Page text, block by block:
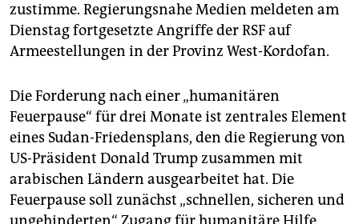
zustimme. Regierungsnahe Medien meldeten am
Dienstag fortgesetzte Angriffe der RSF auf
Armeestellungen in der Provinz West-Kordofan.
Die Forderung nach einer „humanitären
Feuerpause“ für drei Monate ist zentrales Element
eines Sudan-Friedensplans, den die Regierung von
US-Präsident Donald Trump zusammen mit
arabischen Ländern ausgearbeitet hat. Die
Feuerpause soll zunächst „schnellen, sicheren und